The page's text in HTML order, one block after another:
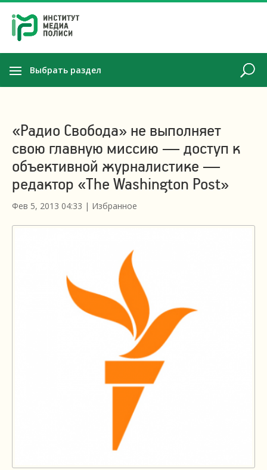
Выбрать раздел
«Радио Свобода» не выполняет
свою главную миссию — доступ к
объективной журналистике —
редактор «The Washington Post»
Фев 5, 2013 04:33 | Избранное